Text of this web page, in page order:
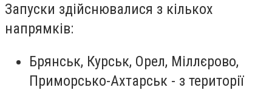
Запуски здійснювалися з кількох
напрямків:
Брянськ, Курськ, Орел, Міллєрово,
Приморсько-Ахтарськ - з території